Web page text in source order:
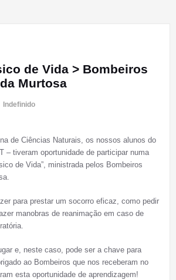
de Vida > Bombeiros
Murtosa
Indefinido
de Ciências Naturais, os nossos alunos do
– tiveram oportunidade de participar numa
de Vida”, ministrada pelos Bombeiros
para prestar um socorro eficaz, como pedir
manobras de reanimação em caso de
e, neste caso, pode ser a chave para
ao Bombeiros que nos receberam no
esta oportunidade de aprendizagem!